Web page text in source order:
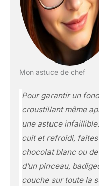
Mon astuce de chef
Pour garantir un
croustillant même
une astuce
cuit et refroidi,
chocolat blanc ou
d’un pinceau,
couche sur toute la